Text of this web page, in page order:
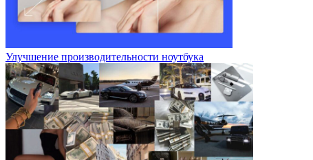
Улучшение производительности ноутбука